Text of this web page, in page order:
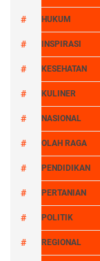
HUKUM
INSPIRASI
KESEHATAN
KULINER
NASIONAL
OLAH RAGA
PENDIDIKAN
PERTANIAN
POLITIK
REGIONAL